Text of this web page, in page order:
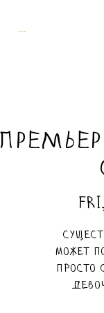
...
может
просто